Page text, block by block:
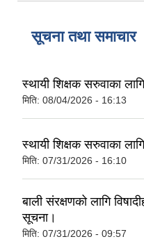
सूचना तथा समाचार
स्थायी शिक्षक सरुवाका
मिति: 08/04/2026 - 16:13
स्थायी शिक्षक सरुवाका
मिति: 07/31/2026 - 16:10
बाली संरक्षणको लागि
सूचना।
मिति: 07/31/2026 - 09:57